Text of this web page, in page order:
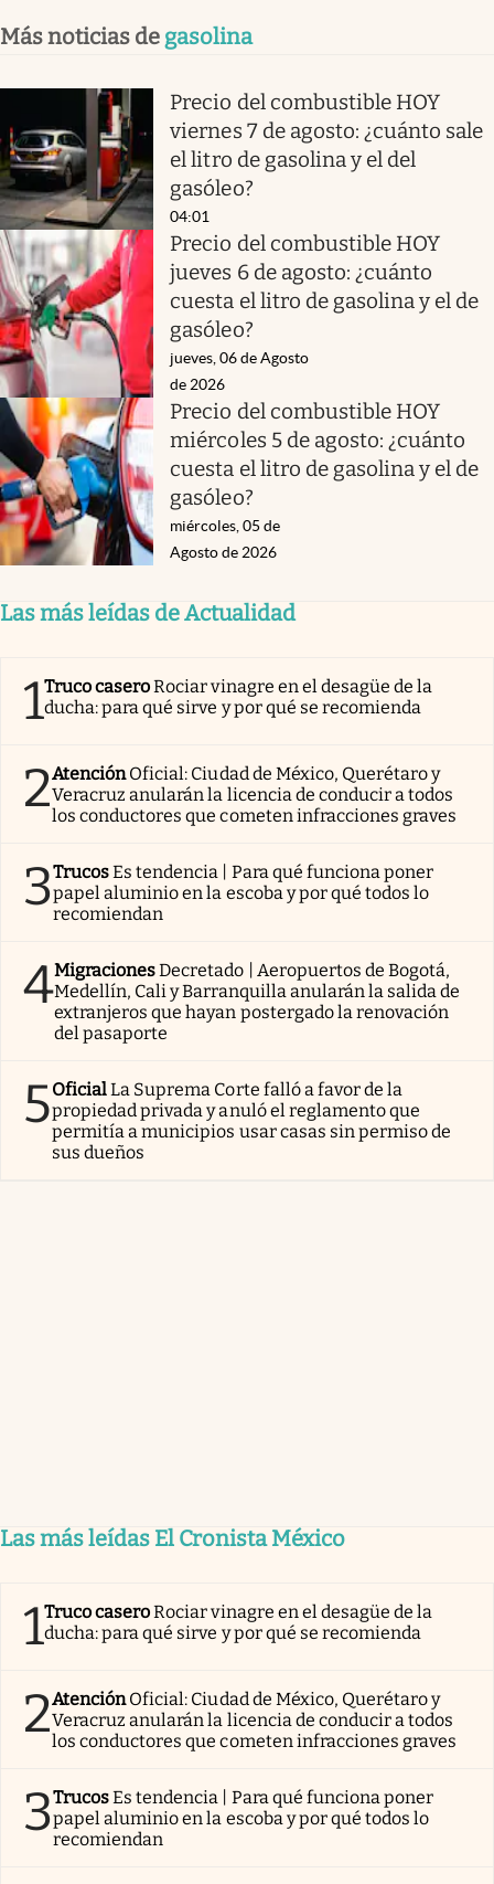
Más noticias de gasolina
Precio del combustible HOY
viernes 7 de agosto: ¿cuánto sale
el litro de gasolina y el del
gasóleo?
04:01
Precio del combustible HOY
jueves 6 de agosto: ¿cuánto
cuesta el litro de gasolina y el de
gasóleo?
jueves, 06 de Agosto
de 2026
Precio del combustible HOY
miércoles 5 de agosto: ¿cuánto
cuesta el litro de gasolina y el de
gasóleo?
miércoles, 05 de
Agosto de 2026
Las más leídas de Actualidad
1Truco caseroRociar vinagre en el desagüe de la
ducha: para qué sirve y por qué se recomienda
2AtenciónOficial: Ciudad de México, Querétaro y
Veracruz anularán la licencia de conducir a todos
los conductores que cometen infracciones graves
3TrucosEs tendencia | Para qué funciona poner
papel aluminio en la escoba y por qué todos lo
recomiendan
4MigracionesDecretado | Aeropuertos de Bogotá,
Medellín, Cali y Barranquilla anularán la salida de
extranjeros que hayan postergado la renovación
del pasaporte
5OficialLa Suprema Corte falló a favor de la
propiedad privada y anuló el reglamento que
permitía a municipios usar casas sin permiso de
sus dueños
Las más leídas El Cronista México
1Truco caseroRociar vinagre en el desagüe de la
ducha: para qué sirve y por qué se recomienda
2AtenciónOficial: Ciudad de México, Querétaro y
Veracruz anularán la licencia de conducir a todos
los conductores que cometen infracciones graves
3TrucosEs tendencia | Para qué funciona poner
papel aluminio en la escoba y por qué todos lo
recomiendan